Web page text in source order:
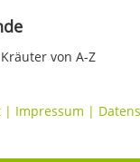
von A-Z
| Impressum |